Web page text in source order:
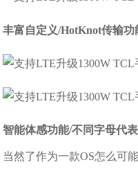
丰富自定义/HotKnot传输功
智能体感功能/不同字母代
当然了作为一款OS怎么可